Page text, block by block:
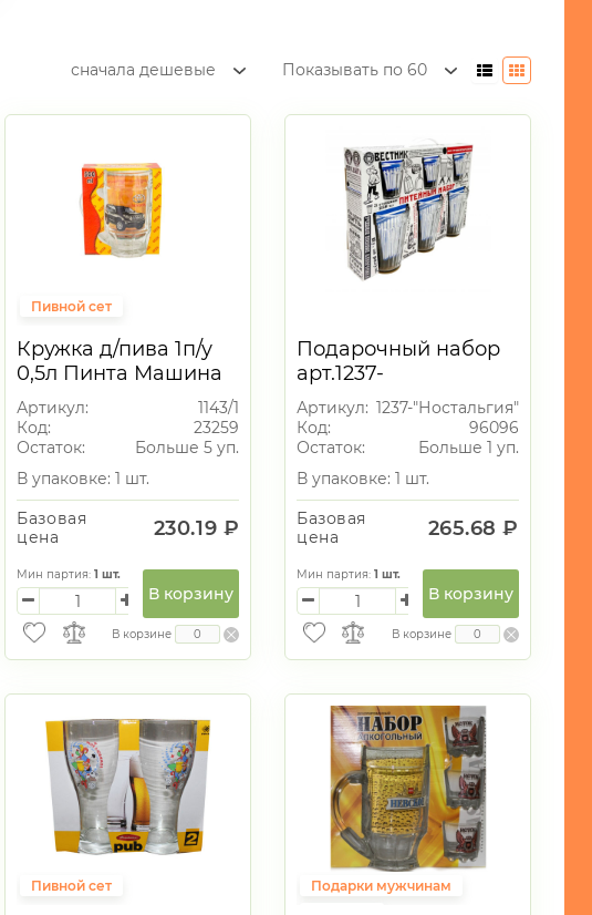
сначала дешевые Показывать по 60
Пивной сет
Кружка д/пива 1п/у
0,5л Пинта Машина
Артикул:
1143/1
Код:
23259
Остаток:
Больше 5 уп.
В упаковке: 1 шт.
Базовая
цена
230.19 ₽
Мин партия:1 шт.
В корзину
В корзине
Подарочный набор
арт.1237-
"Ностальгия"гладкий
(3 стакана +3 стопки)
Артикул: 1237-"Ностальгия"
Код:
96096
Остаток:
Больше 1 уп.
В упаковке: 1 шт.
Базовая
цена
265.68 ₽
Мин партия:1 шт.
В корзину
В корзине
Пивной сет
Подарки мужчинам